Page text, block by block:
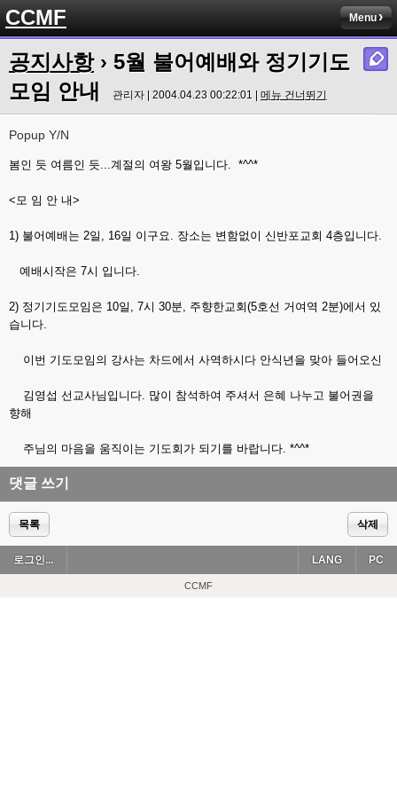
CCMF Menu
공지사항› 5월 불어예배와 정기기도
모임 안내
관리자 | 2004.04.23 00:22:01 | 메뉴 건너뛰기
Popup Y/N
봄인 듯 여름인 듯...계절의 여왕 5월입니다. *^^*
<모 임 안 내>
1) 불어예배는 2일, 16일 이구요. 장소는 변함없이 신반포교회 4층입니다.
예배시작은 7시 입니다.
2) 정기기도모임은 10일, 7시 30분, 주향한교회(5호선 거여역 2분)에서 있
습니다.
이번 기도모임의 강사는 차드에서 사역하시다 안식년을 맞아 들어오신
김영섭 선교사님입니다. 많이 참석하여 주셔서 은혜 나누고 불어권을
향해
주님의 마음을 움직이는 기도회가 되기를 바랍니다. *^^*
댓글 쓰기
목록 삭제
로그인... PC
LANG
CCMF